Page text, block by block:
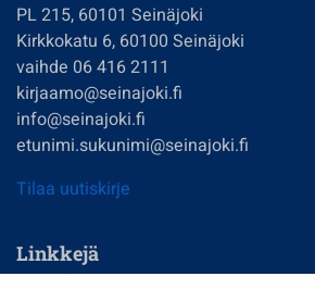
PL 215, 60101 Seinäjoki
Kirkkokatu 6, 60100 Seinäjoki
vaihde 06 416 2111
kirjaamo@seinajoki.fi
info@seinajoki.fi
etunimi.sukunimi@seinajoki.fi
Tilaa uutiskirje
Linkkejä